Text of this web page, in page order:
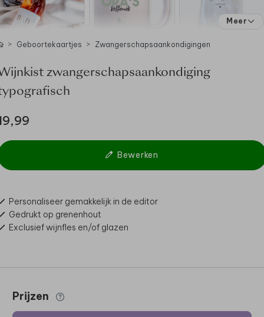
Meer
Geboortekaartjes Zwangerschapsaankondigingen
zwangerschapsaankondiging
Bewerken
Personaliseer gemakkelijk in de editor
Gedrukt op grenenhout
Exclusief wijnfles en/of glazen
Prijzen